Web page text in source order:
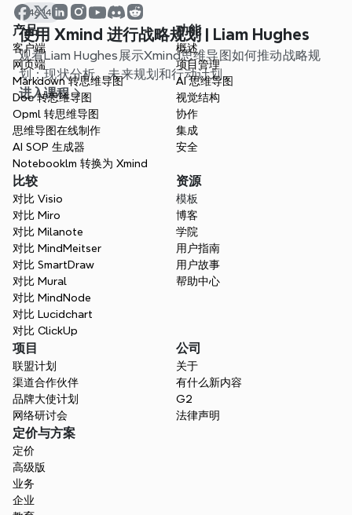
46:14
使用 Xmind 进行战略规划 | Liam Hughes
观看Liam Hughes展示Xmind思维导图如何推动战略规
划：现状分析、未来规划和行动计划。
进入课程
产品
客户端
网页端
Markdown 转思维导图
Doc 转思维导图
Opml 转思维导图
思维导图在线制作
AI SOP 生成器
Notebooklm 转换为 Xmind
功能
概述
项目管理
AI 思维导图
视觉结构
协作
集成
安全
比较
对比 Visio
对比 Miro
对比 Milanote
对比 MindMeitser
对比 SmartDraw
对比 Mural
对比 MindNode
对比 Lucidchart
对比 ClickUp
资源
模板
博客
学院
用户指南
用户故事
帮助中心
项目
联盟计划
渠道合作伙伴
品牌大使计划
网络研讨会
公司
关于
有什么新内容
G2
法律声明
定价与方案
定价
高级版
业务
企业